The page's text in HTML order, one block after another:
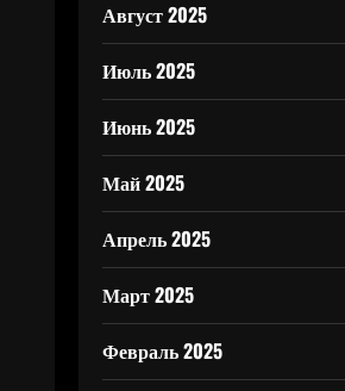
Август 2025
Июль 2025
Июнь 2025
Май 2025
Апрель 2025
Март 2025
Февраль 2025